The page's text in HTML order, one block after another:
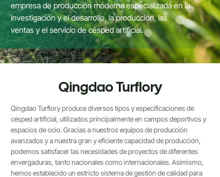
empresa de producción moderna especializada en la
investigación y el desarrollo, la producción, las
ventas y el servicio de césped artificial.
Qingdao Turflory
Qingdao Turflory produce diversos tipos y especificaciones de
césped artificial, utilizados principalmente en campos deportivos y
espacios de ocio. Gracias a nuestros equipos de producción
avanzados y a nuestra gran y eficiente capacidad de producción,
podemos satisfacer las necesidades de proyectos de diferentes
envergaduras, tanto nacionales como internacionales. Asimismo,
hemos establecido un estricto sistema de gestión de calidad para